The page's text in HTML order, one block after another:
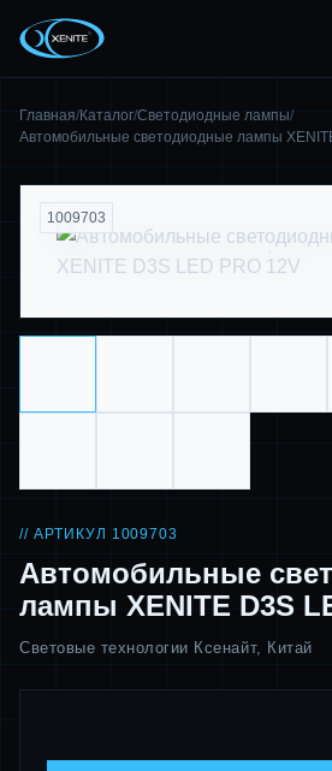
Главная/Каталог/Светодиодные лампы/
Автомобильные светодиодные лампы
1009703
// АРТИКУЛ 1009703
Автомобильные
лампы XENITE D3S
Световые технологии Ксенайт, Китай